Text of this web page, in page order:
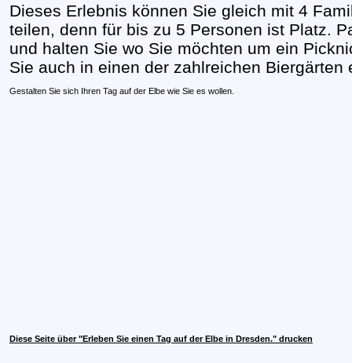
Dieses Erlebnis können Sie gleich mit 4
teilen, denn für bis zu 5 Personen ist Platz.
und halten Sie wo Sie möchten um ein
Sie auch in einen der zahlreichen
Gestalten Sie sich Ihren Tag auf der Elbe wie Sie es wollen.
Diese Seite über "Erleben Sie einen Tag auf der Elbe in Dresden." drucken